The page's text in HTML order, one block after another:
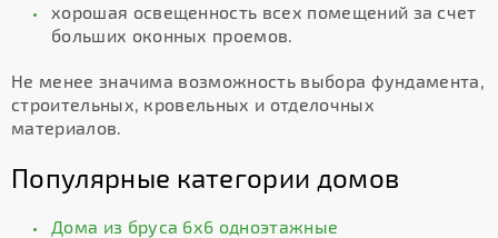
хорошая освещенность всех помещений за счет
больших оконных проемов.
Не менее значима возможность выбора фундамента,
строительных, кровельных и отделочных
материалов.
Популярные категории домов
Дома из бруса 6х6 одноэтажные